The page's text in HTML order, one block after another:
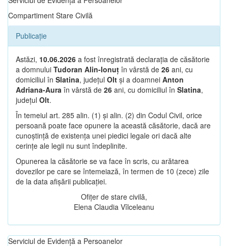
Compartiment Stare Civilă
Publicație
Astăzi, 10.06.2026 a fost înregistrată declarația de căsătorie
a domnului Tudoran Alin-Ionuț în vârstă de 26 ani, cu
domiciliul în Slatina, județul Olt și a doamnei Anton
Adriana-Aura în vârstă de 26 ani, cu domiciliul în Slatina,
județul Olt.
În temeiul art. 285 alin. (1) și alin. (2) din Codul Civil, orice
persoană poate face opunere la această căsătorie, dacă are
cunoștință de existența unei piedici legale ori dacă alte
cerințe ale legii nu sunt îndeplinite.
Opunerea la căsătorie se va face în scris, cu arătarea
dovezilor pe care se întemeiază, în termen de 10 (zece) zile
de la data afișării publicației.
Ofițer de stare civilă,
Elena Claudia Vîlceleanu
Serviciul de Evidență a Persoanelor